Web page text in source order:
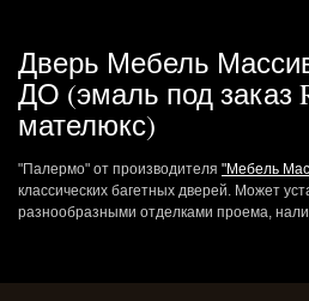
Дверь Мебель
ДО (эмаль под заказ
мателюкс)
"Палермо" от производителя "Мебель
классических багетных дверей. Может
разнообразными отделками проема,